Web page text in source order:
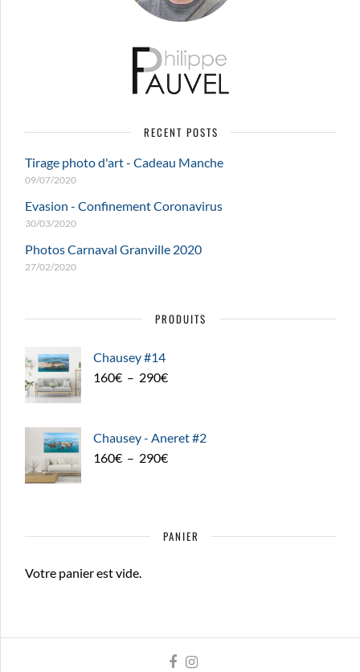
RECENT POSTS
Tirage photo d'art - Cadeau Manche
09/07/2020
Evasion - Confinement Coronavirus
30/03/2020
Photos Carnaval Granville 2020
27/02/2020
PRODUITS
Chausey #14
160€ – 290€Plage
160€
à
Chausey - Aneret #2
160€ – 290€Plage
à
PANIER
Votre panier est vide.